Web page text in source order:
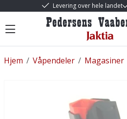
Levering over hele landet
/
Hjem /
Våpendeler Magasiner